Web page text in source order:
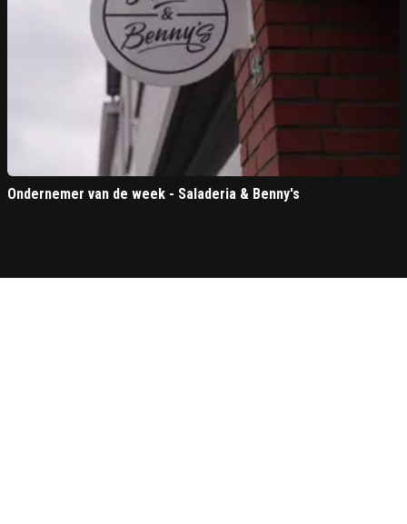
Ondernemer van de week - Saladeria & Benny's